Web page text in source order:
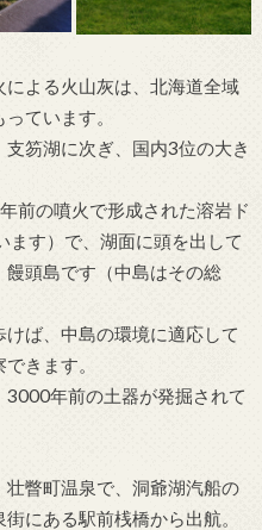
よる火山灰は、北海道全域
ています。
笏湖に次ぎ、国内3位の大き
前の噴火で形成された溶岩ド
ます）で、湖面に頭を出して
頭島です（中島はその総
ば、中島の環境に適応して
きます。
年前の土器が発掘されて
瞥町温泉で、洞爺湖汽船の
にある駅前桟橋から出航。